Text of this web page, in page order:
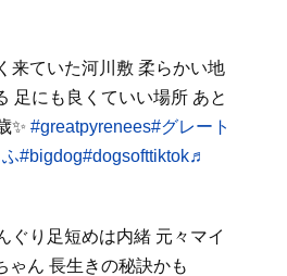
来ていた河川敷 柔らかい地
足にも良くていい場所 あと
✨ #greatpyrenees#グレート
#bigdog#dogsofttiktok♬
ぐり足短めは内緒 元々マイ
ゃん 長生きの秘訣かも